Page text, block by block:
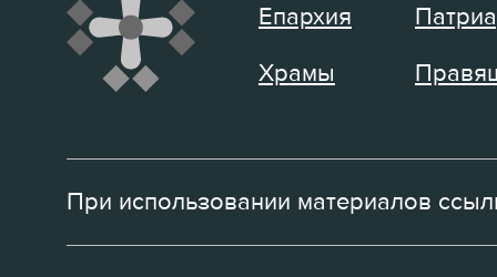
Епархия
Храмы
При использовании материалов